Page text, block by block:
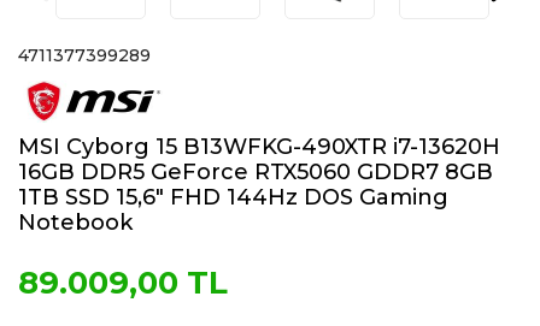
4711377399289
MSI Cyborg 15 B13WFKG-490XTR i7-13620H
16GB DDR5 GeForce RTX5060 GDDR7 8GB
1TB SSD 15,6" FHD 144Hz DOS Gaming
Notebook
89.009,00 TL